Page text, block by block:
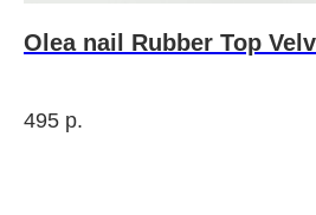
Olea nail Rubber Top
495 р.